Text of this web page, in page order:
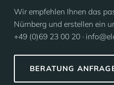
Wir empfehlen Ihnen das
Nürnberg und erstellen ein
+49 (0)69 23 00 20 ·
BERATUNG